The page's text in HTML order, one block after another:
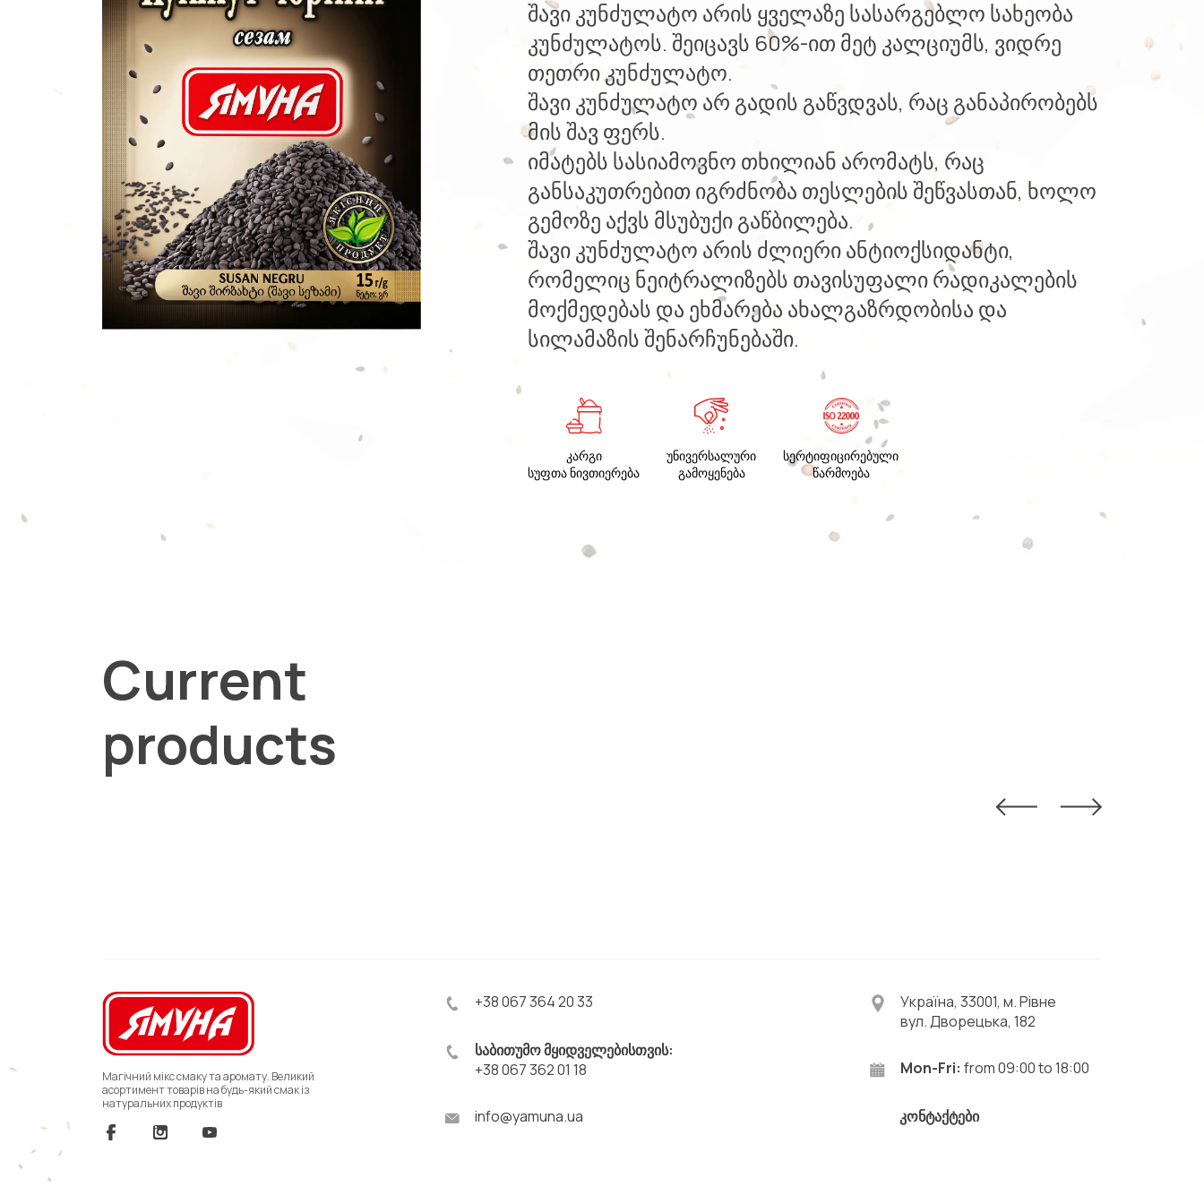
შავი კუნძულატო არის ყველაზე სასარგებლო სახეობა
კუნძულატოს. შეიცავს 60%-ით მეტ კალციუმს, ვიდრე
თეთრი კუნძულატო.
შავი კუნძულატო არ გადის გაწვდვას, რაც განაპირობებს
მის შავ ფერს.
იმატებს სასიამოვნო თხილიან არომატს, რაც
განსაკუთრებით იგრძნობა თესლების შეწვასთან, ხოლო
გემოზე აქვს მსუბუქი გაწბილება.
შავი კუნძულატო არის ძლიერი ანტიოქსიდანტი,
რომელიც ნეიტრალიზებს თავისუფალი რადიკალების
მოქმედებას და ეხმარება ახალგაზრდობისა და
სილამაზის შენარჩუნებაში.
კარგი
სუფთა ნივთიერება
უნივერსალური
გამოყენება
სერტიფიცირებული
წარმოება
Current
products
Магічний мікс смаку та аромату. Великий
асортимент товарів на будь-який смак із
натуральних продуктів
+38 067 364 20 33
საბითუმო მყიდველებისთვის:
+38 067 362 01 18
info@yamuna.ua
Україна, 33001, м. Рівне
вул. Дворецька, 182
Mon-Fri: from 09:00 to 18:00
კონტაქტები